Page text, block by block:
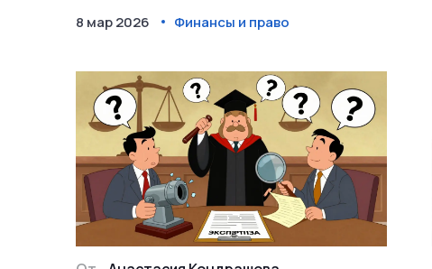
8 мар 2026 Финансы и право